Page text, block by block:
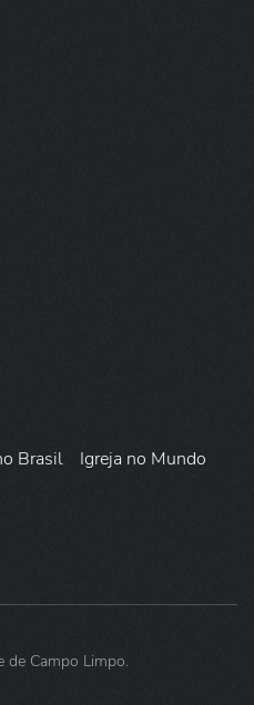
Brasil
Igreja no Mundo
de Campo Limpo.